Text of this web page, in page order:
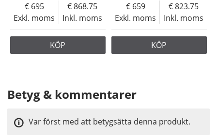
Exkl. moms
695
Inkl. moms
868.75
KÖP
Exkl. moms
659
Inkl. moms
823.75
KÖP
Betyg & kommentarer
Var först med att betygsätta denna produkt.